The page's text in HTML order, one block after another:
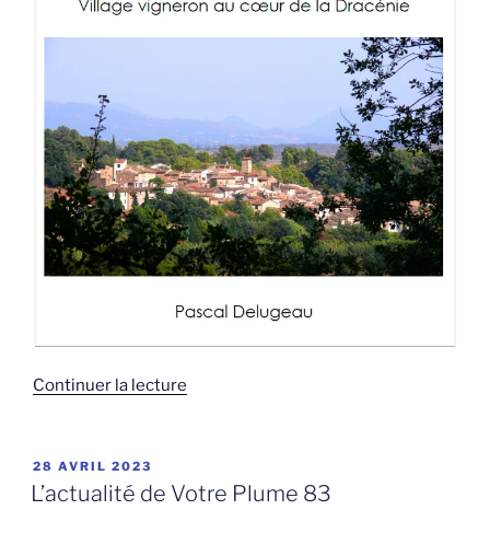
Continuer la lecture
Motte »
PUBLIÉ
LE
28 AVRIL 2023
L’actualité de Votre Plume 83